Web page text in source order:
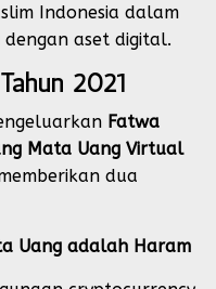
Indonesia dalam
aset digital.
2021
Fatwa
Mata Uang Virtual
dua
Uang adalah Haram